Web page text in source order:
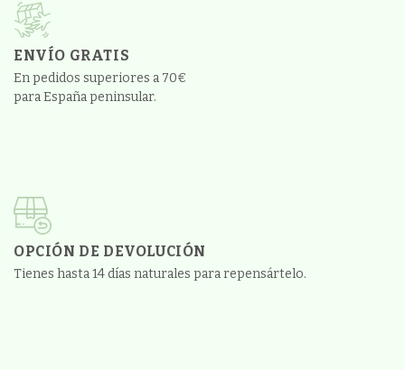
ENVÍO GRATIS
En pedidos superiores a 70€
para España peninsular.
OPCIÓN DE DEVOLUCIÓN
Tienes hasta 14 días naturales para repensártelo.